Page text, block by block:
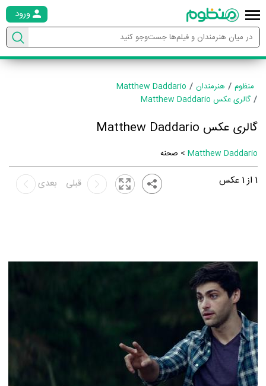
ورود
منظوم هنرمندان
Matthew Daddario
گالری عکس Matthew Daddario
گالری عکس Matthew Daddario
Matthew Daddario > صحنه
1 از1 عکس بعدی قبلی